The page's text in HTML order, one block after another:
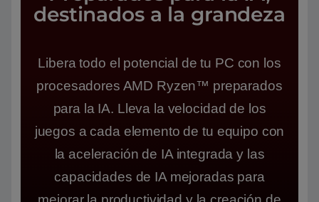
destinados a la grandeza
Libera todo el potencial de tu PC con los
procesadores AMD Ryzen™ preparados
para la IA. Lleva la velocidad de los
juegos a cada elemento de tu equipo con
la aceleración de IA integrada y las
capacidades de IA mejoradas para